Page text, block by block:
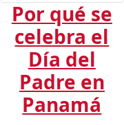
Por qué se
celebra el
Día del
Padre en
Panamá